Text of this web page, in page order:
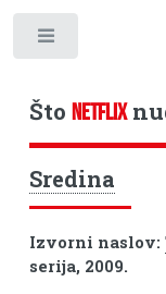
Što NETFLIX
Sredina
Izvorni naslov:
serija, 2009.